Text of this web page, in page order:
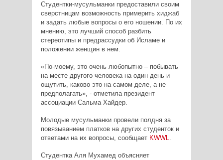
Студентки-мусульманки предоставили своим
сверстницам возможность примерить хиджаб
и задать любые вопросы о его ношении. По их
мнению, это лучший способ разбить
стереотипы и предрассудки об Исламе и
положении женщин в нем.
«По-моему, это очень любопытно – побывать
на месте другого человека на один день и
ощутить, каково это на самом деле, а не
предполагать», - отметила президент
ассоциации Сальма Хайдер.
Молодые мусульманки провели полдня за
повязыванием платков на других студенток и
ответами на их вопросы, сообщает KWWL.
Студентка Аля Мухамед объясняет